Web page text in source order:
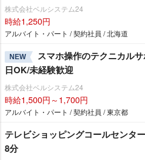
株式会社ベルシステム24
時給1,250円
アルバイト・パート / 契約社員 / 北海道
NEW
スマホ操作のテクニカル
日OK/未経験歓迎
株式会社ベルシステム24
時給1,500円～1,700円
アルバイト・パート / 契約社員 / 東京都
テレビショッピングコールセンタ
8分